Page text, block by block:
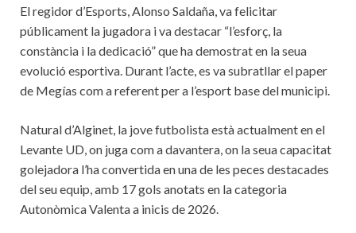
El regidor d’Esports, Alonso Saldaña, va felicitar
públicament la jugadora i va destacar “l’esforç, la
constància i la dedicació” que ha demostrat en la seua
evolució esportiva. Durant l’acte, es va subratllar el paper
de Megías com a referent per a l’esport base del municipi.
Natural d’Alginet, la jove futbolista està actualment en el
Levante UD, on juga com a davantera, on la seua capacitat
golejadora l’ha convertida en una de les peces destacades
del seu equip, amb 17 gols anotats en la categoria
Autonòmica Valenta a inicis de 2026.